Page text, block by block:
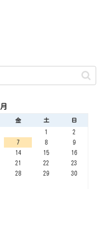
金 土
日
1
2
7 8
9
14 15
16
21 22
23
28 29
30